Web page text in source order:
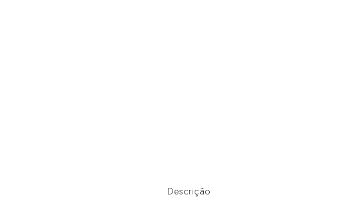
Descrição